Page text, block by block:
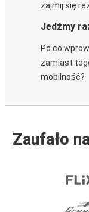
zajmij się
Jedźmy
Po co
zamiast
mobilność?
Zaufało